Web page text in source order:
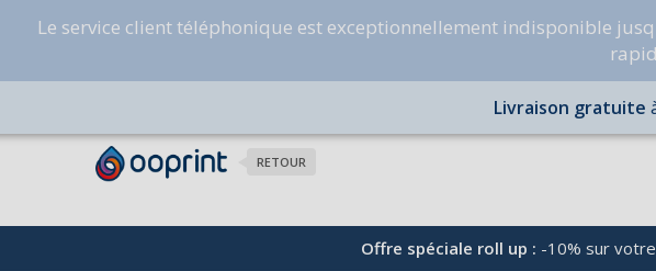
Le service client téléphonique est exceptionnellement indisponible
Livraison gratuite
RETOUR
Offre spéciale roll up : -10% sur